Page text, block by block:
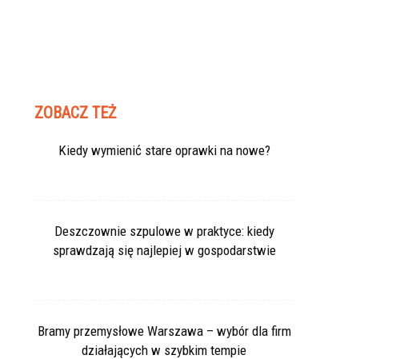
ZOBACZ TEŻ
Kiedy wymienić stare oprawki na nowe?
Deszczownie szpulowe w praktyce: kiedy
sprawdzają się najlepiej w gospodarstwie
Bramy przemysłowe Warszawa – wybór dla firm
działających w szybkim tempie